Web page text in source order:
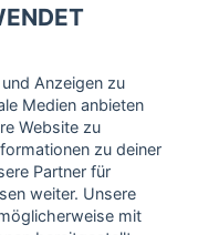
erhalte regelmäßig
wie in der
services GmbH
das 16. Lebensjahr
Anzeigen zu
Medien anbieten
Website zu
zu deiner
Partner für
weiter. Unsere
mit